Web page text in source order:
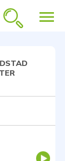
menu